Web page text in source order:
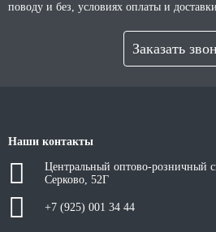
поводу и без, условиях оплаты и
Заказать
Наши контакты
Центральный оптово-розничный
Серково, 52Г
+7 (925) 001 34 44